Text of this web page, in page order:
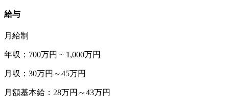
給与
月給制
年収：700万円 ~ 1,000万円
月収：30万円～45万円
月額基本給：28万円～43万円